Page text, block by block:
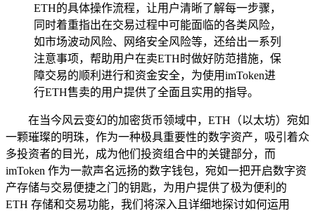
ETH的具体操作流程，让用户清晰了解每一步骤，
同时着重指出在交易过程中可能面临的各类风险，
如市场波动风险、网络安全风险等，还给出一系列
注意事项，帮助用户在卖ETH时做好防范措施，保
障交易的顺利进行和资金安全，为使用imToken进
行ETH售卖的用户提供了全面且实用的指导。
在当今风云变幻的加密货币领域中，ETH（以太坊）宛如
一颗璀璨的明珠，作为一种极具重要性的数字资产，吸引着众
多投资者的目光，成为他们投资组合中的关键部分，而
imToken 作为一款声名远扬的数字钱包，宛如一把开启数字资
产存储与交易便捷之门的钥匙，为用户提供了极为便利的
ETH 存储和交易功能，我们将深入且详细地探讨如何运用